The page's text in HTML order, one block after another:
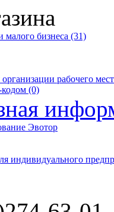
малого бизнеса (31)
рабочего
(0)
Эвотор
индивидуального